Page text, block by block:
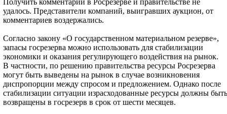
Получить комментарии в Росрезерве и правительстве не
удалось. Представители компаний, выигравших аукцион, от
комментариев воздержались.
Согласно закону «О государственном материальном резерве»,
запасы госрезерва можно использовать для стабилизации
экономики и оказания регулирующего воздействия на рынок.
В частности, по решению правительства ресурсы Росрезерва
могут быть выведены на рынок в случае возникновения
диспропорции между спросом и предложением. Однако после
стабилизации ситуации израсходованные ресурсы должны быть
возвращены в госрезерв в срок от шести месяцев.